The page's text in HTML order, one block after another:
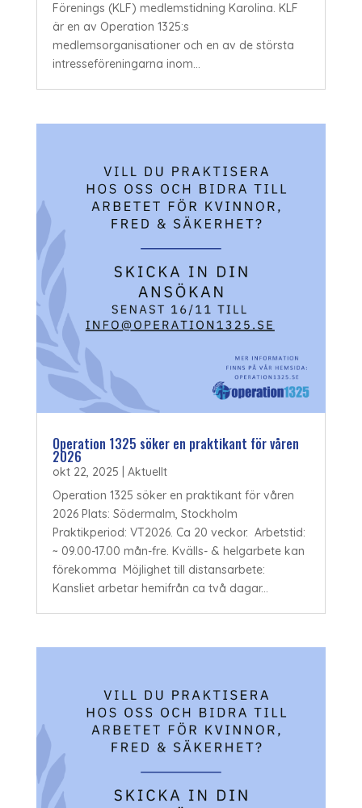
Förenings (KLF) medlemstidning Karolina. KLF
är en av Operation 1325:s
medlemsorganisationer och en av de största
intresseföreningarna inom...
Operation 1325 söker en praktikant för våren
2026
okt 22, 2025
Aktuellt
Operation 1325 söker en praktikant för våren
2026 Plats: Södermalm, Stockholm
Praktikperiod: VT2026. Ca 20 veckor. Arbetstid:
~ 09.00-17.00 mån-fre. Kvälls- & helgarbete kan
förekomma Möjlighet till distansarbete:
Kansliet arbetar hemifrån ca två dagar...